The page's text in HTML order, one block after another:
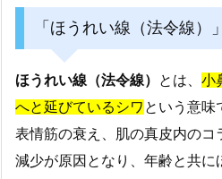
「ほうれい線（法令線）
ほうれい線（法令線） とは、 小
へと延びているシワ という意味
表情筋の衰え、肌の真皮内のコ
減少が原因となり、年齢と共に